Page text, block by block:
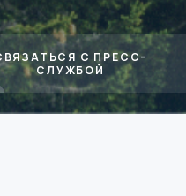
С ПРЕСС-
СЛУЖБОЙ